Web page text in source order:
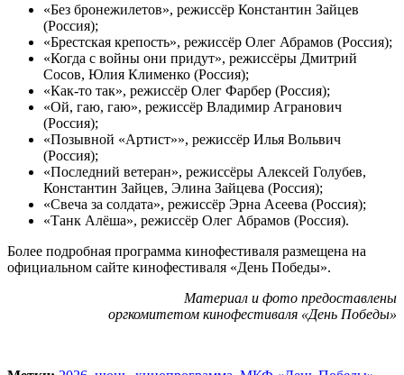
«Без бронежилетов», режиссёр Константин Зайцев
(Россия);
«Брестская крепость», режиссёр Олег Абрамов (Россия);
«Когда с войны они придут», режиссёры Дмитрий
Сосов, Юлия Клименко (Россия);
«Как-то так», режиссёр Олег Фарбер (Россия);
«Ой, гаю, гаю», режиссёр Владимир Агранович
(Россия);
«Позывной «Артист»», режиссёр Илья Вольвич
(Россия);
«Последний ветеран», режиссёры Алексей Голубев,
Константин Зайцев, Элина Зайцева (Россия);
«Свеча за солдата», режиссёр Эрна Асеева (Россия);
«Танк Алёша», режиссёр Олег Абрамов (Россия).
Более подробная программа кинофестиваля размещена на
официальном сайте кинофестиваля «День Победы».
Материал и фото предоставлены
оргкомитетом кинофестиваля «День Победы»